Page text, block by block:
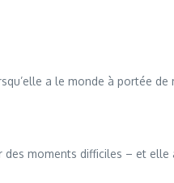
a le monde à portée de
des moments difficiles – et